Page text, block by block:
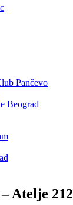
Pančevo
Beograd
Atelje 212